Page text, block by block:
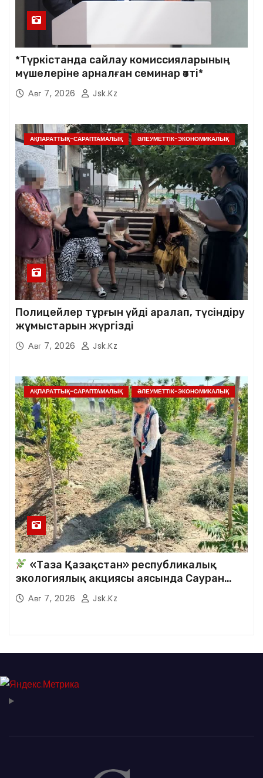
*Түркістанда сайлау комиссияларының
мүшелеріне арналған семинар өтті*
Авг 7, 2026 Jsk.kz
АҚПАРАТТЫҚ-САРАПТАМАЛЫҚ ӘЛЕУМЕТТІК-ЭКОНОМИКАЛЫҚ
Полицейлер тұрғын үйді аралап, түсіндіру
жұмыстарын жүргізді
Авг 7, 2026 Jsk.kz
АҚПАРАТТЫҚ-САРАПТАМАЛЫҚ ӘЛЕУМЕТТІК-ЭКОНОМИКАЛЫҚ
«Таза Қазақстан» республикалық
экологиялық акциясы аясында Сауран
аудандық кітапханасының қызметкерлері
кезекті сенбілік жұмыстарына белсене
Авг 7, 2026 Jsk.kz